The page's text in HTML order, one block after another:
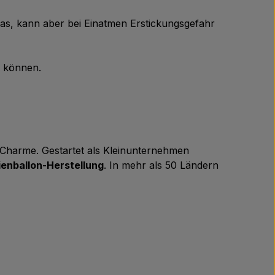
kann aber bei Einatmen Erstickungsgefahr
Gestartet als Kleinunternehmen
Herstellung. In mehr als 50 Ländern